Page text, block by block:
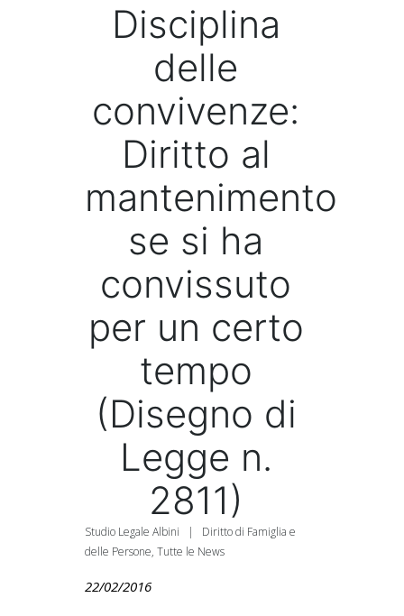
Disciplina
delle
convivenze:
Diritto al
mantenimento
se si ha
convissuto
per un certo
tempo
(Disegno di
Legge n.
2811)
Studio Legale Albini | Diritto di Famiglia e
delle Persone, Tutte le News
22/02/2016